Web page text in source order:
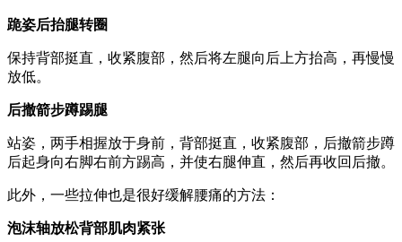
跪姿后抬腿转圈
保持背部挺直，收紧腹部，然后将左腿向后上方抬高，再慢慢
放低。
后撤箭步蹲踢腿
站姿，两手相握放于身前，背部挺直，收紧腹部，后撤箭步蹲
后起身向右脚右前方踢高，并使右腿伸直，然后再收回后撤。
此外，一些拉伸也是很好缓解腰痛的方法：
泡沫轴放松背部肌肉紧张